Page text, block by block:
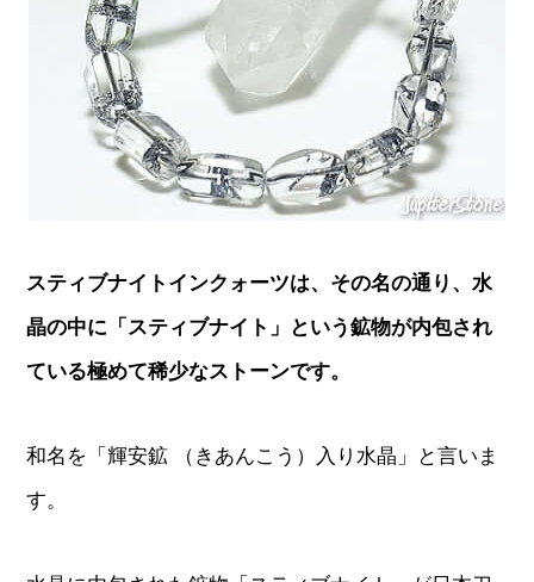
スティブナイトインクォーツは、その名の通り、水
晶の中に「スティブナイト」という鉱物が内包され
ている極めて稀少なストーンです。
和名を「輝安鉱 （きあんこう）入り水晶」と言いま
す。